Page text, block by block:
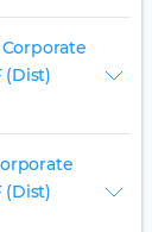
(Dist)
(Dist)